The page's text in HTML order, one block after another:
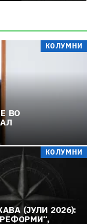
КОЛУМНИ
ВО
КОЛУМНИ
(ЈУЛИ 2026):